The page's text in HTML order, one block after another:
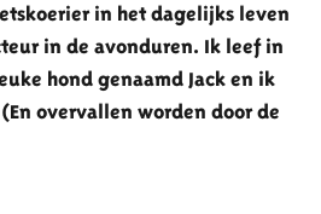
in het dagelijks leven
in de avonduren. Ik leef in
hond genaamd Jack en ik
overvallen worden door de